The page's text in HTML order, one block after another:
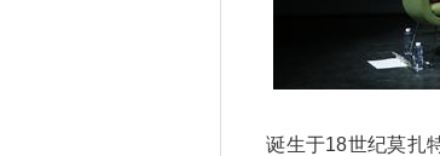
诞生于18世纪莫扎